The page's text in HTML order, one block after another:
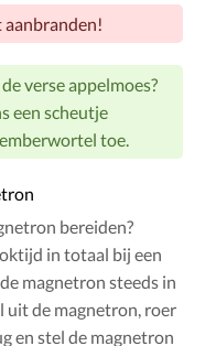
aanbranden!
verse appelmoes?
een scheutje
toe.
bereiden?
in totaal bij een
magnetron steeds in
uit de magnetron, roer
en stel de magnetron